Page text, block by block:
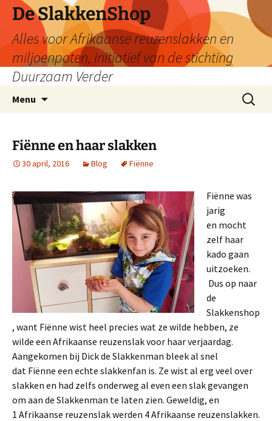
De SlakkenShop
Alles voor Afrikaanse reuzenslakken en
miljoenpoten, initiatief van de stichting
Duurzaam Verder
Menu
Zoeken
naar:
Fiënne en haar slakken
30 april, 2016 Blog Fiënne
Fiënne was
jarig
en mocht
zelf haar
kado gaan
uitzoeken.
Dus op naar
de
Slakkenshop
, want Fiënne wist heel precies wat ze wilde hebben, ze
wilde een Afrikaanse reuzenslak voor haar verjaardag.
Aangekomen bij Dick de Slakkenman bleek al snel
dat Fiënne een echte slakkenfan is. Ze wist al erg veel over
slakken en had zelfs onderweg al even een slak gevangen
om aan de Slakkenman te laten zien. Geweldig, en
1 Afrikaanse reuzenslak werden 4 Afrikaanse reuzenslakken.